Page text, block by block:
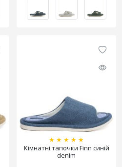
★ ★ ★ ★ ★
Кімнатні тапочки Finn синій
denim